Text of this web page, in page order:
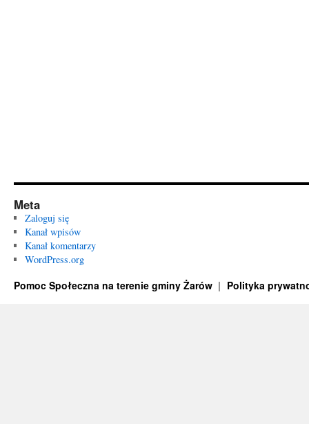
Meta
Zaloguj się
Kanał wpisów
Kanał komentarzy
WordPress.org
Pomoc Społeczna na terenie gminy Żarów Polityka